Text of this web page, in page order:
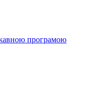
програмою